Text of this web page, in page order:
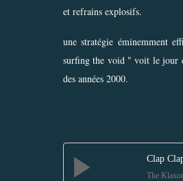
et refrains explosifs.
une stratégie éminemment
surfing the void " voit le jour
des années 2000.
Clap
The